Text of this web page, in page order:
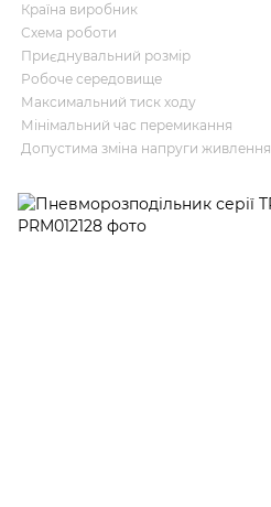
Країна виробник
Схема роботи
Приєднувальний розмір
Робоче середовище
Максимальний тиск ходу
Мінімальний час перемикання
Допустима зміна напруги живлення